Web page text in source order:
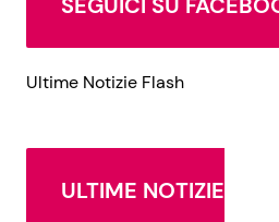
Ultime Notizie Flash
ULTIME NOTIZIE